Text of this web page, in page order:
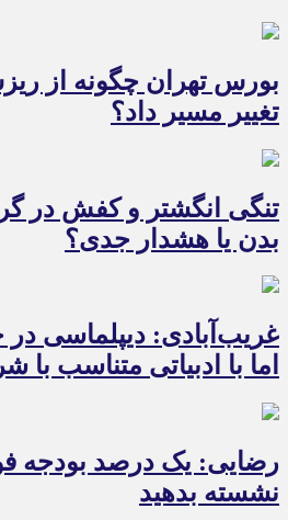
بورس تهران چگونه از
تغییر مسیر داد؟
تنگی انگشتر و کفش در
بدن یا هشدار جدی؟
غریب‌آبادی: دیپلماسی در
اما با ادبیاتی متناسب
رضایی: یک درصد بودجه
نشسته بدهید